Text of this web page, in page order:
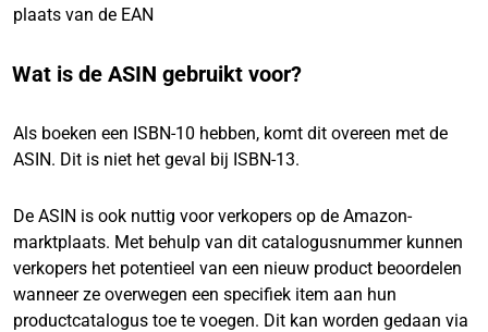
plaats van de EAN
Wat is de ASIN gebruikt voor?
Als boeken een ISBN-10 hebben, komt dit overeen met de
ASIN. Dit is niet het geval bij ISBN-13.
De ASIN is ook nuttig voor verkopers op de Amazon-
marktplaats. Met behulp van dit catalogusnummer kunnen
verkopers het potentieel van een nieuw product beoordelen
wanneer ze overwegen een specifiek item aan hun
productcatalogus toe te voegen. Dit kan worden gedaan via